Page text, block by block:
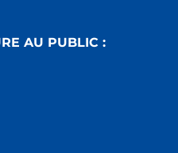
AU PUBLIC :